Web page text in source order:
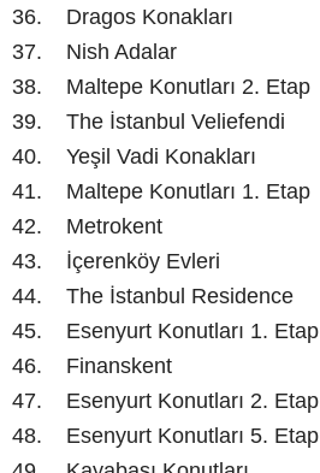
36. Dragos Konakları
37. Nish Adalar
38. Maltepe Konutları 2. Etap
39. The İstanbul Veliefendi
40. Yeşil Vadi Konakları
41. Maltepe Konutları 1. Etap
42. Metrokent
43. İçerenköy Evleri
44. The İstanbul Residence
45. Esenyurt Konutları 1. Etap
46. Finanskent
47. Esenyurt Konutları 2. Etap
48. Esenyurt Konutları 5. Etap